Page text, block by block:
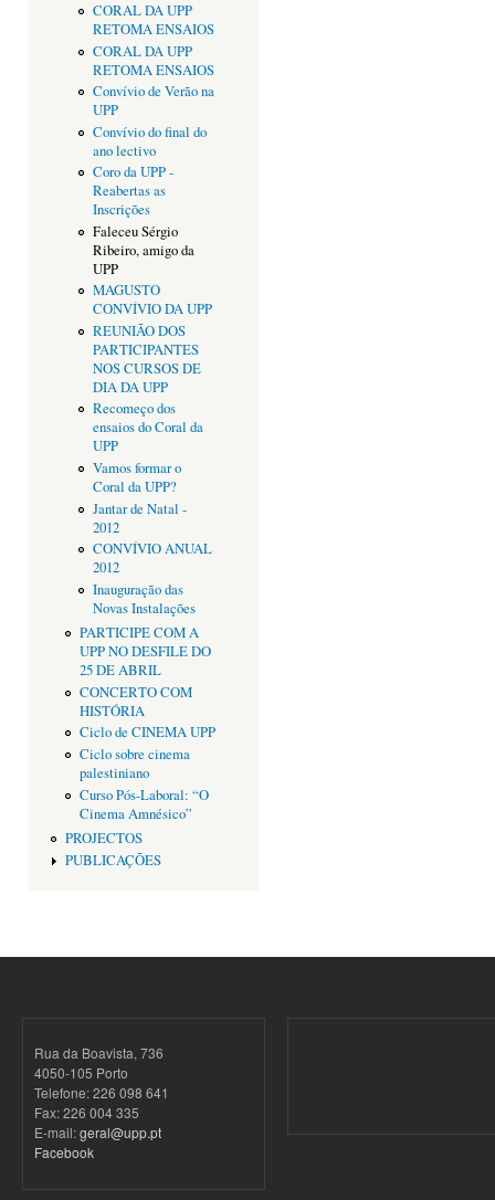
CORAL DA UPP
RETOMA ENSAIOS
CORAL DA UPP
RETOMA ENSAIOS
Convívio de Verão na
UPP
Convívio do final do
ano lectivo
Coro da UPP -
Reabertas as
Inscrições
Faleceu Sérgio
Ribeiro, amigo da
UPP
MAGUSTO
CONVÍVIO DA UPP
REUNIÃO DOS
PARTICIPANTES
NOS CURSOS DE
DIA DA UPP
Recomeço dos
ensaios do Coral da
UPP
Vamos formar o
Coral da UPP?
Jantar de Natal -
2012
CONVÍVIO ANUAL
2012
Inauguração das
Novas Instalações
PARTICIPE COM A
UPP NO DESFILE DO
25 DE ABRIL
CONCERTO COM
HISTÓRIA
Ciclo de CINEMA UPP
Ciclo sobre cinema
palestiniano
Curso Pós-Laboral: “O
Cinema Amnésico”
PROJECTOS
PUBLICAÇÕES
Rua da Boavista, 736
4050-105 Porto
Telefone: 226 098 641
Fax: 226 004 335
E-mail:geral@upp.pt
Facebook